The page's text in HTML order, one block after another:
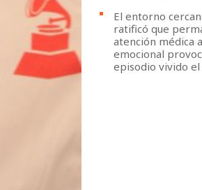
El entorno
ratificó que
atención médica
emocional
episodio vivido el